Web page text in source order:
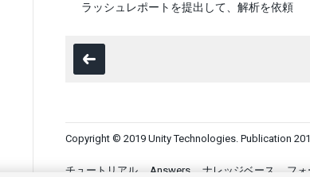
ラッシュレポートを提出して、解析を依頼
Copyright © 2019 Unity Technologies. Publication
チュートリアル Answers ナレッジベース フォ